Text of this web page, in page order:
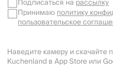
Подписаться на рассылку
Принимаюполитику
пользовательское
Наведите камеру и скачайте
Kuchenland в App Store или